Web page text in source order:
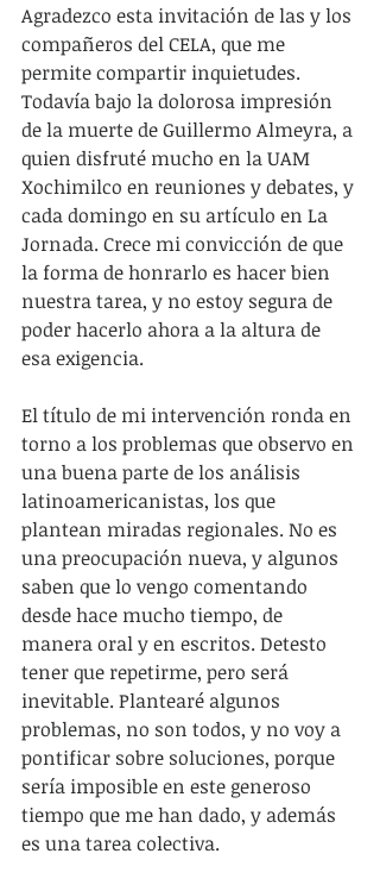
Agradezco esta invitación de las y los
compañeros del CELA, que me
permite compartir inquietudes.
Todavía bajo la dolorosa impresión
de la muerte de Guillermo Almeyra, a
quien disfruté mucho en la UAM
Xochimilco en reuniones y debates, y
cada domingo en su artículo en La
Jornada. Crece mi convicción de que
la forma de honrarlo es hacer bien
nuestra tarea, y no estoy segura de
poder hacerlo ahora a la altura de
esa exigencia.
El título de mi intervención ronda en
torno a los problemas que observo en
una buena parte de los análisis
latinoamericanistas, los que
plantean miradas regionales. No es
una preocupación nueva, y algunos
saben que lo vengo comentando
desde hace mucho tiempo, de
manera oral y en escritos. Detesto
tener que repetirme, pero será
inevitable. Plantearé algunos
problemas, no son todos, y no voy a
pontificar sobre soluciones, porque
sería imposible en este generoso
tiempo que me han dado, y además
es una tarea colectiva.